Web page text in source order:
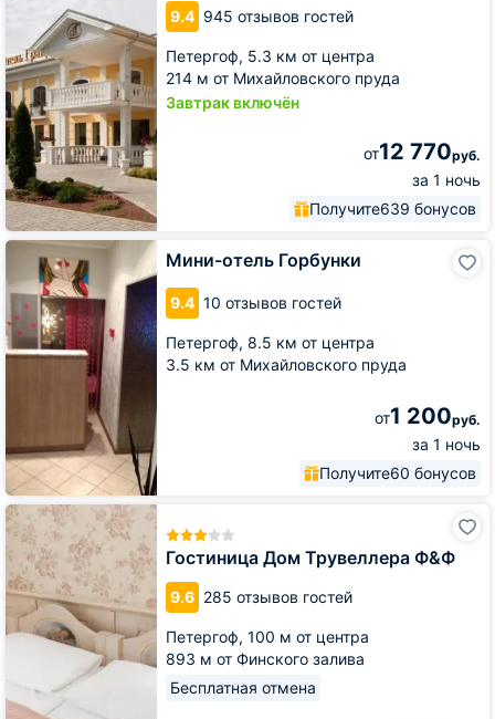
9.4 945 отзывов гостей
Петергоф, 5.3 км от центра
214 м от Михайловского пруда
Завтрак включён
от12 770руб.
за 1 ночь
Получите639 бонусов
Мини-отель Горбунки
9.4 10 отзывов гостей
Петергоф, 8.5 км от центра
3.5 км от Михайловского пруда
от1 200руб.
за 1 ночь
Получите60 бонусов
Мини-
отель
Горбунки
Гостиница Дом Трувеллера Ф&Ф
9.6 285 отзывов гостей
Петергоф, 100 м от центра
893 м от Финского залива
Бесплатная отмена
Гостиница
Дом
Трувеллера
Ф&Ф